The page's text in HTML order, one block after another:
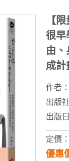
【
很早
由
成計
作者：
出版社
出版
定價
優惠